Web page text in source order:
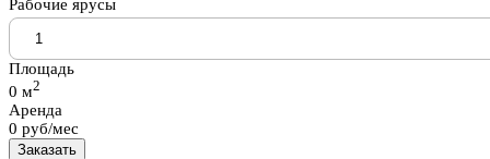
Рабочие ярусы
Площадь
0 м2
Аренда
0 руб/мес
Заказать